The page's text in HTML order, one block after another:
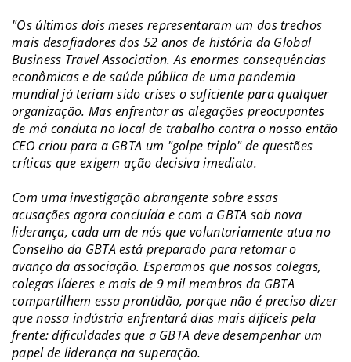
"Os últimos dois meses representaram um dos trechos
mais desafiadores dos 52 anos de história da Global
Business Travel Association. As enormes consequências
econômicas e de saúde pública de uma pandemia
mundial já teriam sido crises o suficiente para qualquer
organização. Mas enfrentar as alegações preocupantes
de má conduta no local de trabalho contra o nosso então
CEO criou para a GBTA um "golpe triplo" de questões
críticas que exigem ação decisiva imediata.
Com uma investigação abrangente sobre essas
acusações agora concluída e com a GBTA sob nova
liderança, cada um de nós que voluntariamente atua no
Conselho da GBTA está preparado para retomar o
avanço da associação. Esperamos que nossos colegas,
colegas líderes e mais de 9 mil membros da GBTA
compartilhem essa prontidão, porque não é preciso dizer
que nossa indústria enfrentará dias mais difíceis pela
frente: dificuldades que a GBTA deve desempenhar um
papel de liderança na superação.